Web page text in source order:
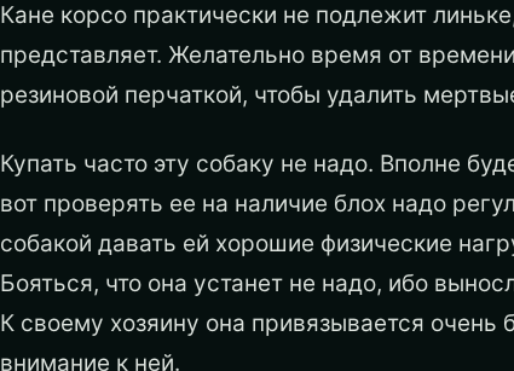
Кане корсо практически не подлежит
представляет. Желательно время от
резиновой перчаткой, чтобы удалить
Купать часто эту собаку не надо. Вполне
вот проверять ее на наличие блох надо
собакой давать ей хорошие физические
Бояться, что она устанет не надо, ибо
К своему хозяину она привязывается очень
внимание к ней.